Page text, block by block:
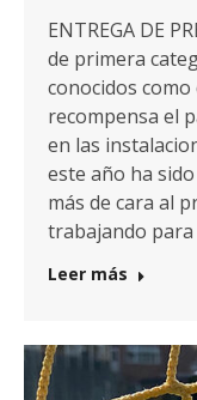
ENTREGA DE
de primera
conocidos como
recompensa el
en las
este año ha
más de cara al
trabajando
Leer más